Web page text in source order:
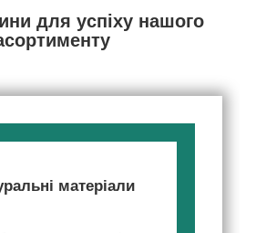
для успіху нашого
матеріали